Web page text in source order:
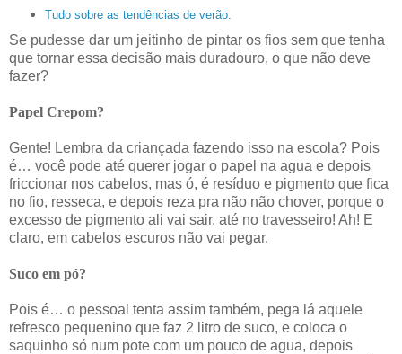
Tudo sobre as tendências de verão.
Se pudesse dar um jeitinho de pintar os fios sem que tenha
que tornar essa decisão mais duradouro, o que não deve
fazer?
Papel Crepom?
Gente! Lembra da criançada fazendo isso na escola? Pois
é… você pode até querer jogar o papel na agua e depois
friccionar nos cabelos, mas ó, é resíduo e pigmento que fica
no fio, resseca, e depois reza pra não não chover, porque o
excesso de pigmento ali vai sair, até no travesseiro! Ah! E
claro, em cabelos escuros não vai pegar.
Suco em pó?
Pois é… o pessoal tenta assim também, pega lá aquele
refresco pequenino que faz 2 litro de suco, e coloca o
saquinho só num pote com um pouco de agua, depois